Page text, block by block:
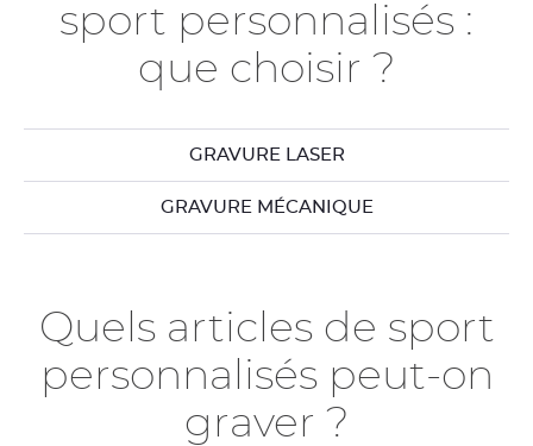
sport personnalisés :
que choisir ?
GRAVURE LASER
GRAVURE MÉCANIQUE
Quels articles de sport
personnalisés peut-on
graver ?